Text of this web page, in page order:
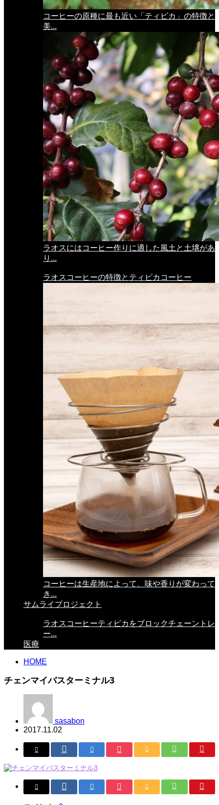
コーヒーの原種に最も近い「ティピカ」の特徴と
美...
ラオスにはコーヒー作りに適した風土と土壌があ
り...
ラオスコーヒーの特徴とティピカコーヒー
コーヒーは生産地によって、味や香りが変わって
き...
サムライプロジェクト
ラオスコーヒーティピカをブロックチェーントレ
ー...
医療
HOME
チェンマイバスターミナル3
sasabon
2017.11.02